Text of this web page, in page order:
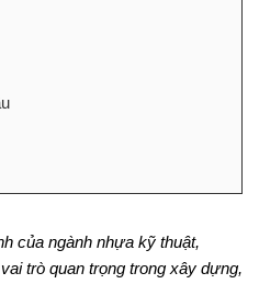
của ngành nhựa kỹ thuật,
trò quan trọng trong xây dựng,